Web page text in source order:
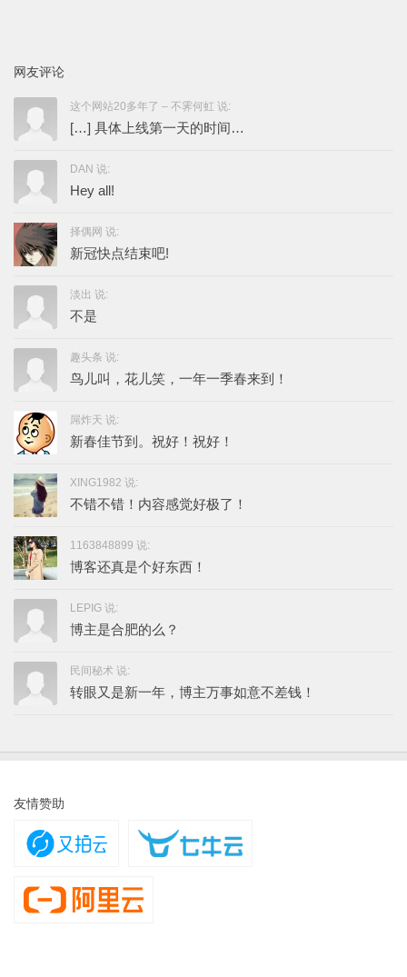
网友评论
这个网站20多年了 – 不霁何虹 说:
[…] 具体上线第一天的时间…
DAN 说:
Hey all!
择偶网 说:
新冠快点结束吧!
淡出 说:
不是
趣头条 说:
鸟儿叫，花儿笑，一年一季春来到！
屌炸天 说:
新春佳节到。祝好！祝好！
XING1982 说:
不错不错！内容感觉好极了！
1163848899 说:
博客还真是个好东西！
LEPIG 说:
博主是合肥的么？
民间秘术 说:
转眼又是新一年，博主万事如意不差钱！
友情赞助